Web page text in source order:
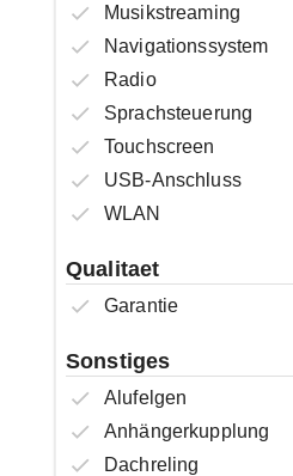
Musikstreaming
Navigationssystem
Radio
Sprachsteuerung
Touchscreen
USB-Anschluss
WLAN
Qualitaet
Garantie
Sonstiges
Alufelgen
Anhängerkupplung
Dachreling